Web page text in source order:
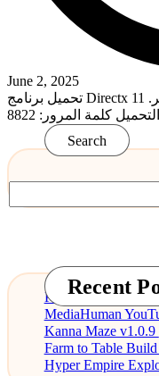
June 2, 2025
تحميل برنامج Directx 11 كامل بدون انترنت روابط تحميل مباشر.
Read More
Search
Recent